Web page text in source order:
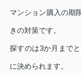
マンション購入の期
きの対策です。
探すのは3か月まで
に決められます。